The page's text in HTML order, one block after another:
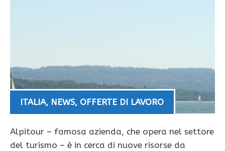
ITALIA, NEWS, OFFERTE DI LAVORO
Alpitour – famosa azienda, che opera nel settore
del turismo – è in cerca di nuove risorse da